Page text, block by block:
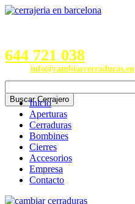
644 721 038
info@cambiarcerraduras.eu
Inicio
Aperturas
Cerraduras
Bombines
Cierres
Accesorios
Empresa
Contacto